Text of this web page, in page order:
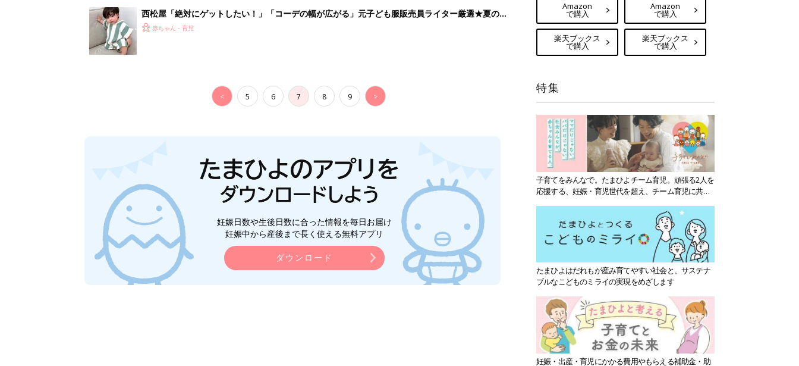
西松屋「絶対にゲットしたい！」「コーデの幅が広がる」元子ども服販売員ライター厳選★夏のバ
ズりアイテム5選
赤ちゃん・育児
< 5 6 7 8 9 >
妊娠日数や生後日数に合った情報を毎日お届け
妊娠中から産後まで長く使える無料アプリ
ダウンロード
Amazon
で購入
楽天ブックス
で購入
Amazon
で購入
楽天ブックス
で購入
特集
子育てをみんなで。たまひよチーム育児。頑張る2人を
応援する、妊娠・育児世代を超え、チーム育児に共感
たまひよはだれもが産み育てやすい社会と、サステナ
ブルなこどものミライの実現をめざします
妊娠・出産・育児にかかる費用やもらえる補助金・助